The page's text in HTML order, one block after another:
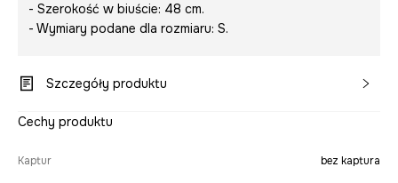
- Szerokość w biuście: 48 cm.
- Wymiary podane dla rozmiaru: S.
Szczegóły produktu
Cechy produktu
Kaptur bez kaptura